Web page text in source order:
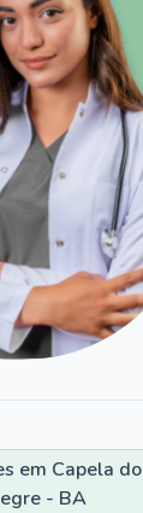
em Capela do
- BA